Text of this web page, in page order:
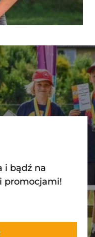
i bądź na
promocjami!